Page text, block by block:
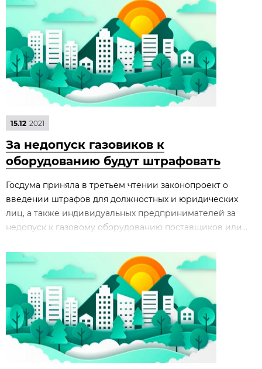
15.12 2021
За недопуск газовиков к
оборудованию будут штрафовать
Госдума приняла в третьем чтении законопроект о
введении штрафов для должностных и юридических
лиц, а также индивидуальных предпринимателей за
недопуск к газовому оборудованию поставщиков или...